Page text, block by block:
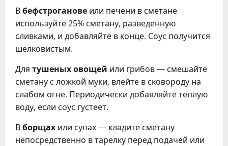
Вбефстроганове или печени в сметане
используйте 25% сметану, разведенную
сливками, и добавляйте в конце. Соус получится
шелковистым.
Для тушеных овощей или грибов — смешайте
сметану с ложкой муки, влейте в сковороду на
слабом огне. Периодически добавляйте теплую
воду, если соус густеет.
Вборщах или супах — кладите сметану
непосредственно в тарелку перед подачей или